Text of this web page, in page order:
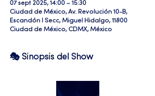
07 sept 2025, 14:00 – 15:30
Ciudad de México, Av. Revolución 10-B,
Escandón I Secc, Miguel Hidalgo, 11800
Ciudad de México, CDMX, México
🎭 Sinopsis del Show